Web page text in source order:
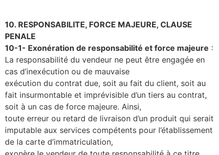
10. RESPONSABILITE, FORCE MAJEURE, CLAUSE
PENALE
10-1- Exonération de responsabilité et force majeure :
La responsabilité du vendeur ne peut être engagée en
cas d’inexécution ou de mauvaise
exécution du contrat due, soit au fait du client, soit au
fait insurmontable et imprévisible d’un tiers au contrat,
soit à un cas de force majeure. Ainsi,
toute erreur ou retard de livraison d’un produit qui serait
imputable aux services compétents pour l’établissement
de la carte d’immatriculation,